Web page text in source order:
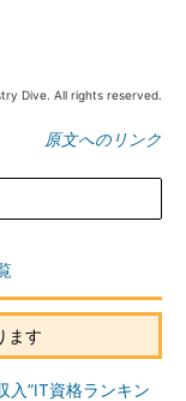
Dive. All rights reserved.
原文へのリンク
ます
入”IT資格ランキン